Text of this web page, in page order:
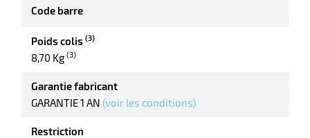
Code barre
Poids colis (3)
8,70 Kg (3)
Garantie fabricant
GARANTIE 1 AN (voir les conditions)
Restriction